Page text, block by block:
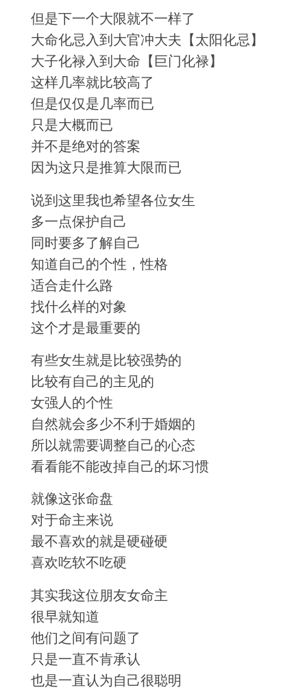
但是下一个大限就不一样了
大命化忌入到大官冲大夫【太阳化忌】
大子化禄入到大命【巨门化禄】
这样几率就比较高了
但是仅仅是几率而已
只是大概而已
并不是绝对的答案
因为这只是推算大限而已
说到这里我也希望各位女生
多一点保护自己
同时要多了解自己
知道自己的个性，性格
适合走什么路
找什么样的对象
这个才是最重要的
有些女生就是比较强势的
比较有自己的主见的
女强人的个性
自然就会多少不利于婚姻的
所以就需要调整自己的心态
看看能不能改掉自己的坏习惯
就像这张命盘
对于命主来说
最不喜欢的就是硬碰硬
喜欢吃软不吃硬
其实我这位朋友女命主
很早就知道
他们之间有问题了
只是一直不肯承认
也是一直认为自己很聪明